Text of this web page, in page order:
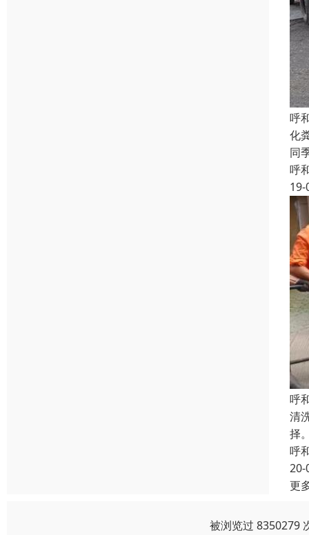
呼
化
同
呼
19-
呼
清
择
呼
20-
更
被浏览过 8350279